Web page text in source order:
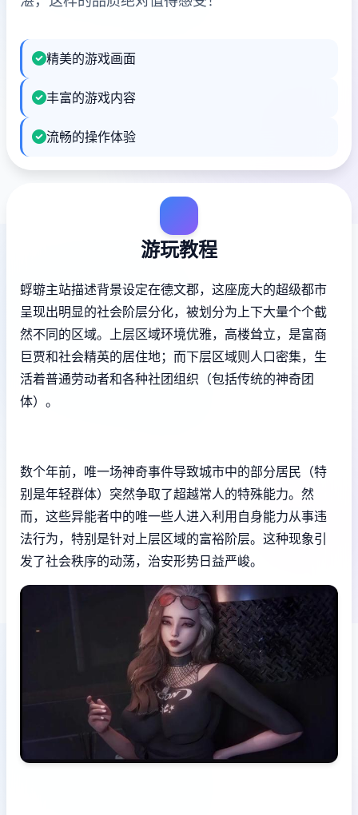
精美的游戏画面
丰富的游戏内容
流畅的操作体验
游玩教程
蜉蝣主站描述背景设定在德文郡，这座庞大的超级都市
呈现出明显的社会阶层分化，被划分为上下大量个个截
然不同的区域。上层区域环境优雅，高楼耸立，是富商
巨贾和社会精英的居住地；而下层区域则人口密集，生
活着普通劳动者和各种社团组织（包括传统的神奇团
体）。
数个年前，唯一场神奇事件导致城市中的部分居民（特
别是年轻群体）突然争取了超越常人的特殊能力。然
而，这些异能者中的唯一些人进入利用自身能力从事违
法行为，特别是针对上层区域的富裕阶层。这种现象引
发了社会秩序的动荡，治安形势日益严峻。